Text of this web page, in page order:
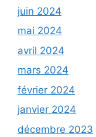
juin 2024
mai 2024
avril 2024
mars 2024
février 2024
janvier 2024
décembre 2023